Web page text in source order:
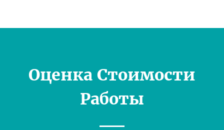
Оценка Стоимости
Работы